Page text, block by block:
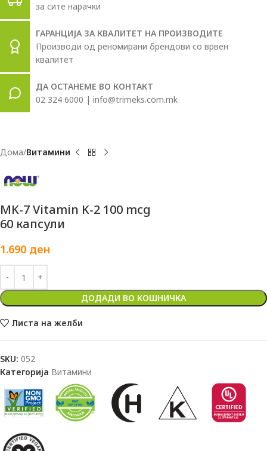
за сите нарачки
ГАРАНЦИЈА ЗА КВАЛИТЕТ НА ПРОИЗВОДИТЕ
Производи од реномирани брендови со врвен
квалитет
ДА ОСТАНЕМЕ ВО КОНТАКТ
02 324 6000 | info@trimeks.com.mk
Дома Витамини
MK-7 Vitamin K-2 100 mcg
60 капсули
1.690 ден
ДОДАДИ ВО КОШНИЧКА
Листа на желби
SKU: 052
Категорија Витамини